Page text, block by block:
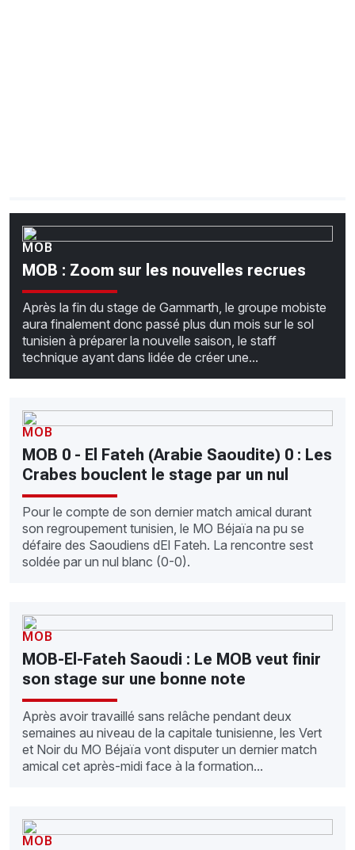
MOB
MOB : Zoom sur les nouvelles recrues
Après la fin du stage de Gammarth, le groupe mobiste
aura finalement donc passé plus dun mois sur le sol
tunisien à préparer la nouvelle saison, le staff
technique ayant dans lidée de créer une...
MOB
MOB 0 - El Fateh (Arabie Saoudite) 0 : Les
Crabes bouclent le stage par un nul
Pour le compte de son dernier match amical durant
son regroupement tunisien, le MO Béjaïa na pu se
défaire des Saoudiens dEl Fateh. La rencontre sest
soldée par un nul blanc (0-0).
MOB
MOB-El-Fateh Saoudi : Le MOB veut finir
son stage sur une bonne note
Après avoir travaillé sans relâche pendant deux
semaines au niveau de la capitale tunisienne, les Vert
et Noir du MO Béjaïa vont disputer un dernier match
amical cet après-midi face à la formation...
MOB